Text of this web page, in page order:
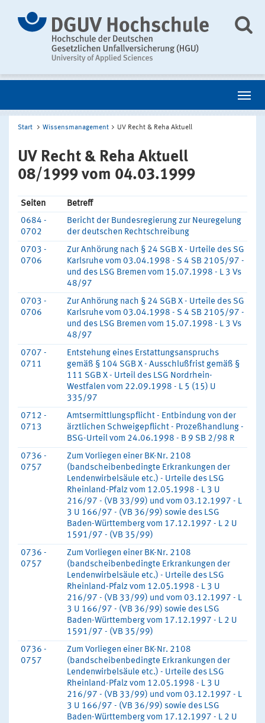
Start Wissensmanagement UV Recht & Reha Aktuell
UV Recht & Reha Aktuell
08/1999 vom 04.03.1999
Seiten
Betreff
0684 -
0702
Bericht der Bundesregierung zur Neuregelung
der deutschen Rechtschreibung
0703 -
0706
Zur Anhörung nach § 24 SGB X - Urteile des SG
Karlsruhe vom 03.04.1998 - S 4 SB 2105/97 -
und des LSG Bremen vom 15.07.1998 - L 3 Vs
48/97
0703 -
0706
Zur Anhörung nach § 24 SGB X - Urteile des SG
Karlsruhe vom 03.04.1998 - S 4 SB 2105/97 -
und des LSG Bremen vom 15.07.1998 - L 3 Vs
48/97
0707 -
0711
Entstehung eines Erstattungsanspruchs
gemäß § 104 SGB X - Ausschlußfrist gemäß §
111 SGB X - Urteil des LSG Nordrhein-
Westfalen vom 22.09.1998 - L 5 (15) U
335/97
0712 -
0713
Amtsermittlungspflicht - Entbindung von der
ärztlichen Schweigepflicht - Prozeßhandlung -
BSG-Urteil vom 24.06.1998 - B 9 SB 2/98 R
0736 -
0757
Zum Vorliegen einer BK-Nr. 2108
(bandscheibenbedingte Erkrankungen der
Lendenwirbelsäule etc.) - Urteile des LSG
Rheinland-Pfalz vom 12.05.1998 - L 3 U
216/97 - (VB 33/99) und vom 03.12.1997 - L
3 U 166/97 - (VB 36/99) sowie des LSG
Baden-Württemberg vom 17.12.1997 - L 2 U
1591/97 - (VB 35/99)
0736 -
0757
Zum Vorliegen einer BK-Nr. 2108
(bandscheibenbedingte Erkrankungen der
Lendenwirbelsäule etc.) - Urteile des LSG
Rheinland-Pfalz vom 12.05.1998 - L 3 U
216/97 - (VB 33/99) und vom 03.12.1997 - L
3 U 166/97 - (VB 36/99) sowie des LSG
Baden-Württemberg vom 17.12.1997 - L 2 U
1591/97 - (VB 35/99)
0736 -
0757
Zum Vorliegen einer BK-Nr. 2108
(bandscheibenbedingte Erkrankungen der
Lendenwirbelsäule etc.) - Urteile des LSG
Rheinland-Pfalz vom 12.05.1998 - L 3 U
216/97 - (VB 33/99) und vom 03.12.1997 - L
3 U 166/97 - (VB 36/99) sowie des LSG
Baden-Württemberg vom 17.12.1997 - L 2 U